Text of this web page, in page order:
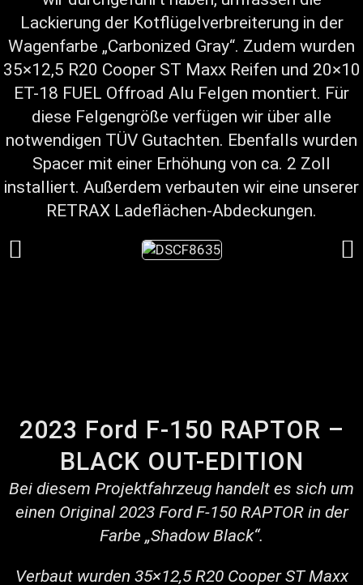
Lackierung der Kotflügelverbreiterung in der
Wagenfarbe „Carbonized Gray“. Zudem wurden
35×12,5 R20 Cooper ST Maxx Reifen und 20×10
ET-18 FUEL Offroad Alu Felgen montiert. Für
diese Felgengröße verfügen wir über alle
notwendigen TÜV Gutachten. Ebenfalls wurden
Spacer mit einer Erhöhung von ca. 2 Zoll
installiert. Außerdem verbauten wir eine unserer
RETRAX Ladeflächen-Abdeckungen.
2023 Ford F-150 RAPTOR –
BLACK OUT-EDITION
Bei diesem Projektfahrzeug handelt es sich um
einen Original 2023 Ford F-150 RAPTOR in der
Farbe „Shadow Black“.
Verbaut wurden 35×12,5 R20 Cooper ST Maxx